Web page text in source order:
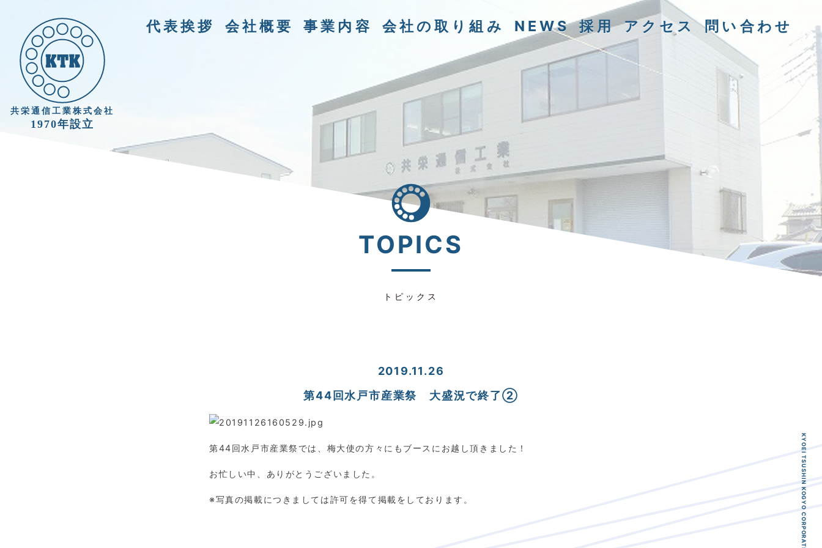
共栄通信工業株式会社
1970年設立
代表挨拶 会社概要 事業内容 会社の取り組み NEWS 採用 アクセス 問い合わせ
TOPICS
トピックス
2019.11.26
第44回水戸市産業祭 大盛況で終了②
第44回水戸市産業祭では、梅大使の方々にもブースにお越し頂きました！
お忙しい中、ありがとうございました。
※写真の掲載につきましては許可を得て掲載をしております。 KYOEI TSUSHIN KOGYO CORPORATION